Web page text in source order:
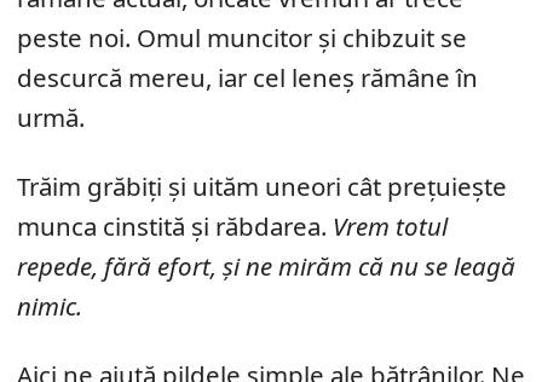
peste noi. Omul muncitor și chibzuit se
descurcă mereu, iar cel leneș rămâne în
urmă.
Trăim grăbiți și uităm uneori cât prețuiește
munca cinstită și răbdarea. Vrem totul
repede, fără efort, și ne mirăm că nu se leagă
nimic.
Aici ne ajută pildele simple ale bătrânilor. Ne